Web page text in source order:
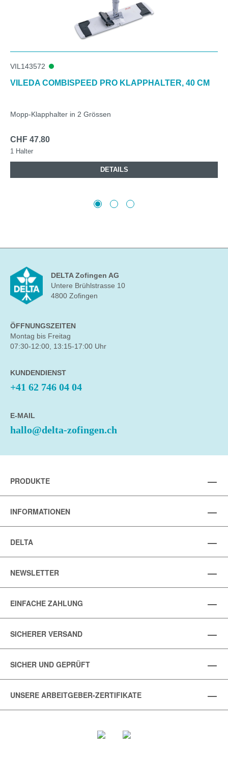
VIL143572
VILEDA COMBISPEED PRO KLAPPHALTER, 40 CM
Mopp-Klapphalter in 2 Grössen
CHF 47.80
1 Halter
DETAILS
DELTA Zofingen AG
Untere Brühlstrasse 10
4800 Zofingen
ÖFFNUNGSZEITEN
Montag bis Freitag
07:30-12:00, 13:15-17:00 Uhr
KUNDENDIENST
+41 62 746 04 04
E-MAIL
hallo@delta-zofingen.ch
PRODUKTE
INFORMATIONEN
DELTA
NEWSLETTER
EINFACHE ZAHLUNG
SICHERER VERSAND
SICHER UND GEPRÜFT
UNSERE ARBEITGEBER-ZERTIFIKATE